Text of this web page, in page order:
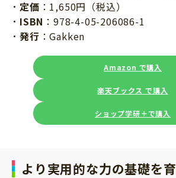
定価 ：1,650円（税込）
ISBN ：978-4-05-206086-1
発行 ：Gakken
Amazon で購入
楽天ブックス で購入
ショップ学研＋で購入
より実用的な力の基礎を